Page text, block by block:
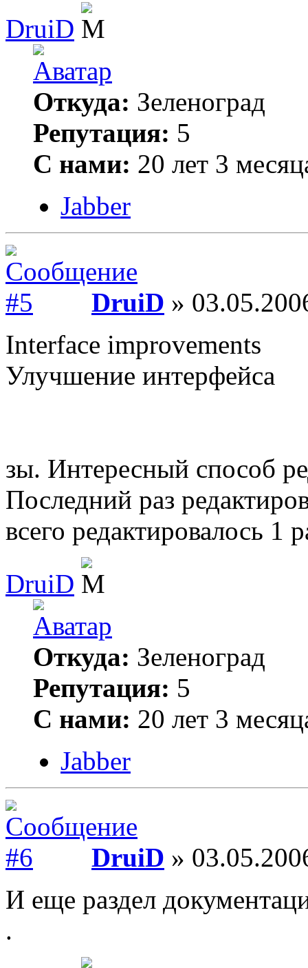
DruiD
Откуда: Зеленоград
Репутация: 5
С нами: 20 лет 3
Jabber
DruiD »
Interface improvements
Улучшение интерфейса
зы. Интересный способ
Последний раз
всего редактировалось 1
DruiD
Откуда: Зеленоград
Репутация: 5
С нами: 20 лет 3
Jabber
DruiD »
И еще раздел
.